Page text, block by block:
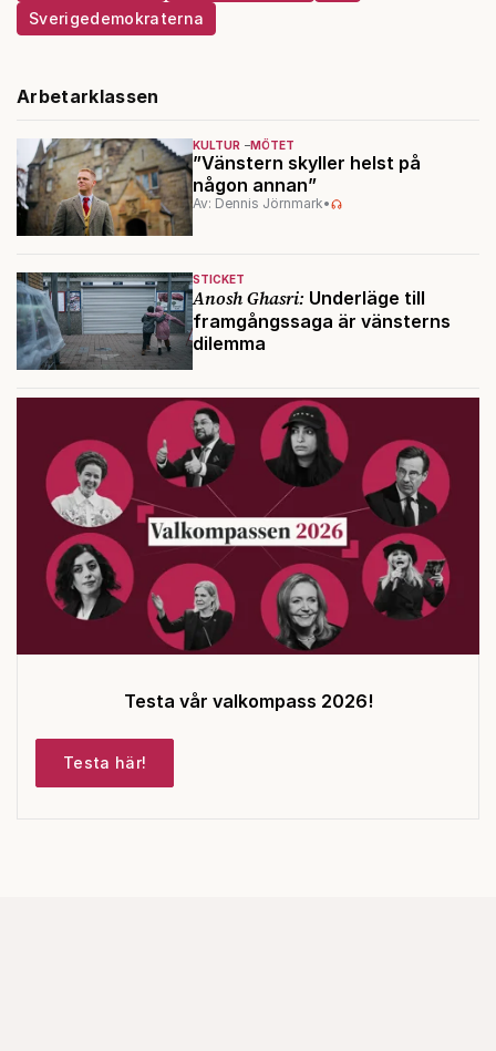
Sverigedemokraterna
Arbetarklassen
KULTUR MÖTET
”Vänstern skyller helst på
någon annan”
Av: Dennis Jörnmark•
STICKET
Anosh Ghasri: Underläge till
framgångssaga är vänsterns
dilemma
Testa vår valkompass 2026!
Testa här!